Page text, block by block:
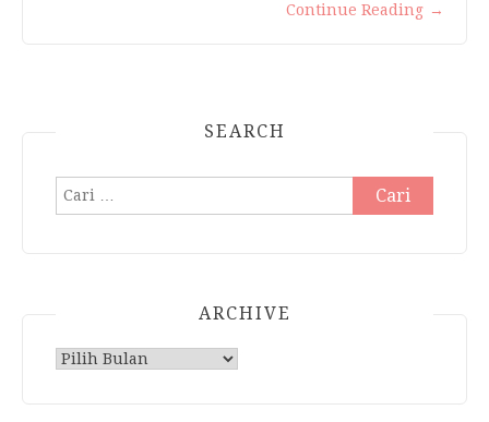
Continue Reading →
SEARCH
Cari
untuk:
ARCHIVE
Archive